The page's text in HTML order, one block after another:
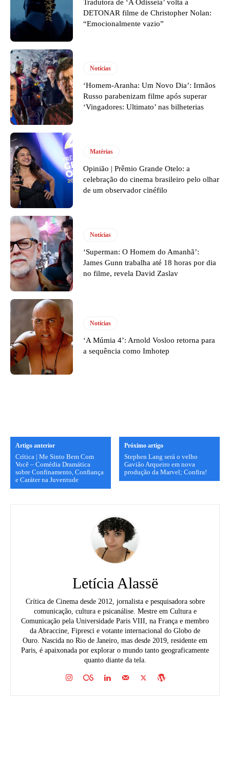
Tradutora de ‘A Odisseia’ volta a
DETONAR filme de Christopher Nolan:
“Emocionalmente vazio”
Notícias
‘Homem-Aranha: Um Novo Dia’: Irmãos
Russo parabenizam filme após superar
‘Vingadores: Ultimato’ nas bilheterias
Matérias
Opinião | Prêmio Grande Otelo: a
celebração do cinema brasileiro pelo olhar
de um observador cinéfilo
Notícias
‘Superman: O Homem do Amanhã’:
James Gunn trabalha até 18 horas por dia
no filme, revela David Zaslav
Notícias
‘A Múmia 4’: Arnold Vosloo retorna para
a sequência como Imhotep
Artigo anterior
Crítica | Me Sinto Bem Com
Você – Comédia Dramática
sobre Confinamento, Confiança
e Caráter na Juventude
Próximo artigo
Stephen Lang será o velho
Gavião Arqueiro em nova
produção da Marvel; Confira!
Letícia Alassë
Crítica de Cinema desde 2012, jornalista e pesquisadora sobre
comunicação, cultura e psicanálise. Mestre em Cultura e
Comunicação pela Universidade Paris VIII, na França e membro
da Abraccine, Fipresci e votante internacional do Globo de
Ouro. Nascida no Rio de Janeiro, mas desde 2019, residente em
Paris, é apaixonada por explorar o mundo tanto geograficamente
quanto diante da tela.